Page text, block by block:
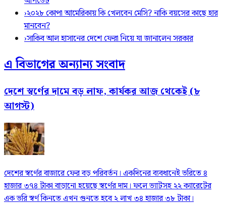
›২০২৮ কোপা আমেরিকায় কি খেলবেন মেসি? নাকি বয়সের কাছে হার
মানবেন?
›সাকিব আল হাসানের দেশে ফেরা নিয়ে যা জানালেন সরকার
এ বিভাগের অন্যান্য সংবাদ
দেশে স্বর্ণের দামে বড় লাফ, কার্যকর আজ থেকেই (৮
আগস্ট)
দেশের স্বর্ণের বাজারে ফের বড় পরিবর্তন। একদিনের ব্যবধানেই ভরিতে ৪
হাজার ৩৭৪ টাকা বাড়ানো হয়েছে স্বর্ণের দাম। ফলে ভ্যাটসহ ২২ ক্যারেটের
এক ভরি স্বর্ণ কিনতে এখন গুনতে হবে ২ লাখ ৩৪ হাজার ৩৮ টাকা।